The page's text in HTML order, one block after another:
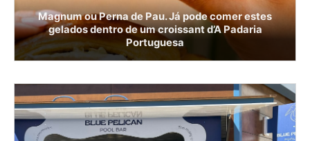
Magnum ou Perna de Pau. Já pode comer estes
gelados dentro de um croissant d’A Padaria
Portuguesa